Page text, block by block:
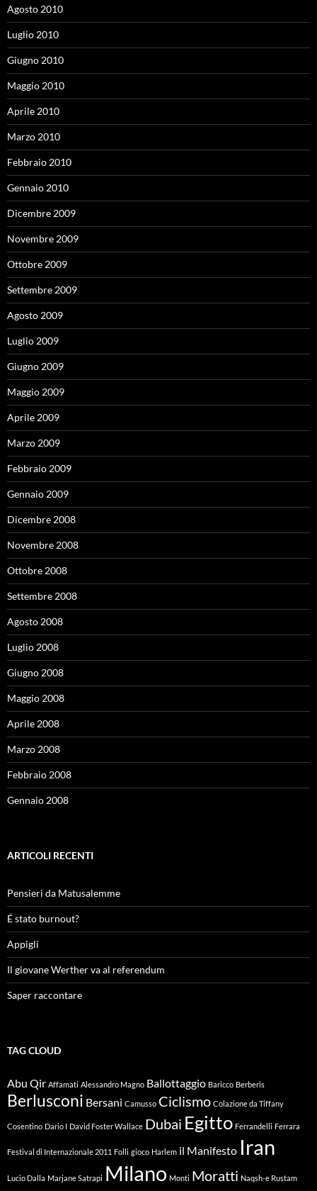
Agosto 2010
Luglio 2010
Giugno 2010
Maggio 2010
Aprile 2010
Marzo 2010
Febbraio 2010
Gennaio 2010
Dicembre 2009
Novembre 2009
Ottobre 2009
Settembre 2009
Agosto 2009
Luglio 2009
Giugno 2009
Maggio 2009
Aprile 2009
Marzo 2009
Febbraio 2009
Gennaio 2009
Dicembre 2008
Novembre 2008
Ottobre 2008
Settembre 2008
Agosto 2008
Luglio 2008
Giugno 2008
Maggio 2008
Aprile 2008
Marzo 2008
Febbraio 2008
Gennaio 2008
ARTICOLI RECENTI
Pensieri da Matusalemme
É stato burnout?
Appigli
Il giovane Werther va al referendum
Saper raccontare
TAG CLOUD
Abu Qir Affamati Alessandro Magno Ballottaggio Baricco Berberis
Berlusconi Bersani Camusso Ciclismo Colazione da Tiffany
Cosentino Dario I David Foster Wallace Dubai Egitto Ferrandelli Ferrara
Festival di Internazionale 2011 Folli gioco Harlem il Manifesto Iran
Lucio Dalla Marjane Satrapi Milano Monti Moratti Naqsh-e Rustam